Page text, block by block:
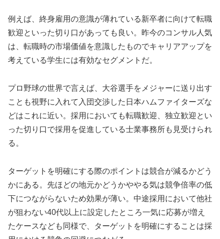
例えば、終身雇用の意識が薄れている新卒者に向けて転職
歓迎といった切り口があっても良い。昨今のコンサル人気
は、転職時の市場価値を意識したものでキャリアアップを
考えている学生には有効なセグメントだ。
プロ野球の世界で言えば、大谷選手をメジャーに送り出す
ことも視野に入れて入団交渉した日本ハムファイターズな
どはこれに近い。採用においても転職歓迎、独立歓迎とい
った切り口で採用を促進している士業事務所も見受けられ
る。
ターゲットを明確にする際のポイントは競合が減るかどう
かにある。先ほどの地元かどうかややる気は競争倍率の低
下につながらないため効果が薄い。中途採用において他社
が狙わない40代以上に設定したところ一気に応募が増え
たケースなども同様で、ターゲットを明確にすることは採